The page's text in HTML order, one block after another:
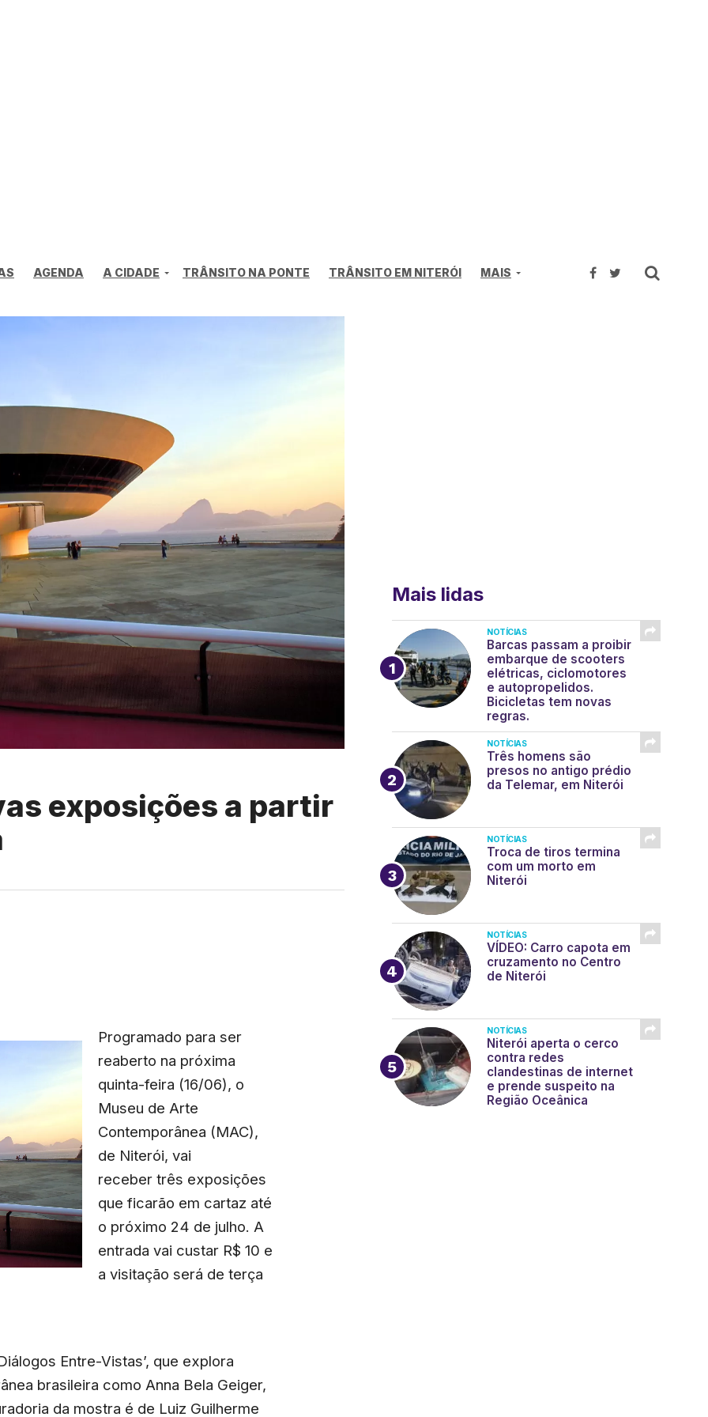
AGENDA A CIDADE TRÂNSITO NA PONTE TRÂNSITO EM NITERÓI MAIS
exposições a partir
Programado para ser
reaberto na próxima
quinta-feira (16/06), o
Museu de Arte
Contemporânea (MAC),
de Niterói, vai
receber três exposições
que ficarão em cartaz até
o próximo 24 de julho. A
entrada vai custar R$ 10 e
a visitação será de terça
Entre-Vistas’, que explora
brasileira como Anna Bela Geiger,
da mostra é de Luiz Guilherme
Mais lidas
NOTÍCIAS
Barcas passam a proibir
embarque de scooters
elétricas, ciclomotores
e autopropelidos.
Bicicletas tem novas
regras.
NOTÍCIAS
Três homens são
presos no antigo prédio
da Telemar, em Niterói
NOTÍCIAS
Troca de tiros termina
com um morto em
Niterói
NOTÍCIAS
VÍDEO: Carro capota em
cruzamento no Centro
de Niterói
NOTÍCIAS
Niterói aperta o cerco
contra redes
clandestinas de internet
e prende suspeito na
Região Oceânica